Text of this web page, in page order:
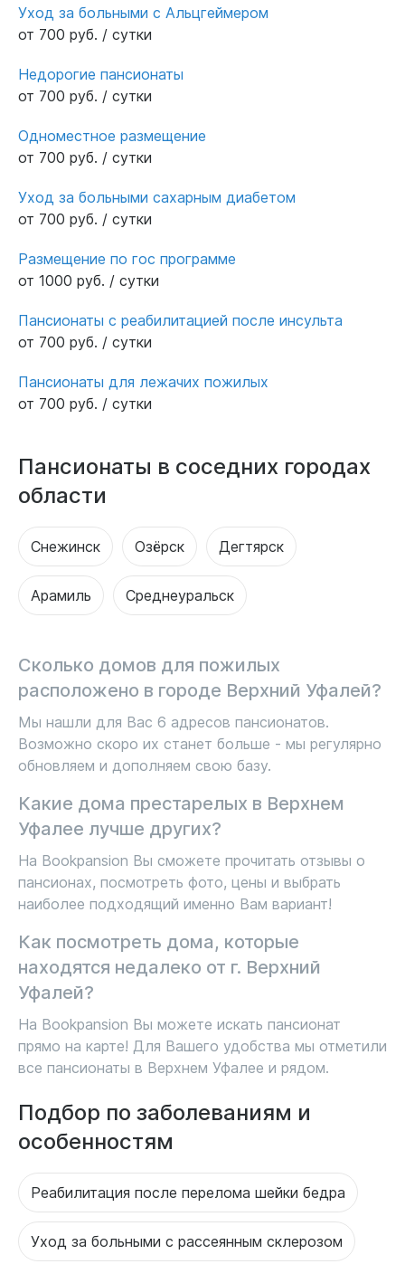
Уход за больными с Альцгеймером
от 700 руб. / сутки
Недорогие пансионаты
от 700 руб. / сутки
Одноместное размещение
от 700 руб. / сутки
Уход за больными сахарным диабетом
от 700 руб. / сутки
Размещение по гос программе
от 1000 руб. / сутки
Пансионаты с реабилитацией после инсульта
от 700 руб. / сутки
Пансионаты для лежачих пожилых
от 700 руб. / сутки
Пансионаты в соседних городах
области
Снежинск Озёрск Дегтярск
Арамиль Среднеуральск
Сколько домов для пожилых
расположено в городе Верхний Уфалей?
Мы нашли для Вас 6 адресов пансионатов.
Возможно скоро их станет больше - мы регулярно
обновляем и дополняем свою базу.
Какие дома престарелых в Верхнем
Уфалее лучше других?
На Bookpansion Вы сможете прочитать отзывы о
пансионах, посмотреть фото, цены и выбрать
наиболее подходящий именно Вам вариант!
Как посмотреть дома, которые
находятся недалеко от г. Верхний
Уфалей?
На Bookpansion Вы можете искать пансионат
прямо на карте! Для Вашего удобства мы отметили
все пансионаты в Верхнем Уфалее и рядом.
Подбор по заболеваниям и
особенностям
Реабилитация после перелома шейки бедра
Уход за больными с рассеянным склерозом